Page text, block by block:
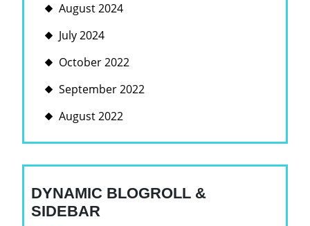
August 2024
July 2024
October 2022
September 2022
August 2022
DYNAMIC BLOGROLL &
SIDEBAR